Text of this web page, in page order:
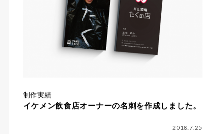
制作実績
イケメン飲食店オーナーの名刺を作成しました。
2018.7.25